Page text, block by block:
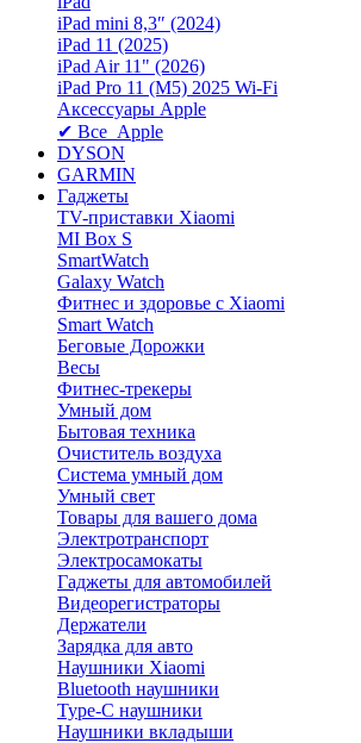
iPad mini 8,3″ (2024)
iPad 11 (2025)
iPad Air 11" (2026)
iPad Pro 11 (M5) 2025 Wi-Fi
Аксессуары Apple
✔ Все Apple
DYSON
GARMIN
Гаджеты
TV-приставки Xiaomi
MI Box S
SmartWatch
Galaxy Watch
Фитнес и здоровье с Xiaomi
Smart Watch
Беговые Дорожки
Весы
Фитнес-трекеры
Умный дом
Бытовая техника
Очиститель воздуха
Система умный дом
Умный свет
Товары для вашего дома
Электротранспорт
Электросамокаты
Гаджеты для автомобилей
Видеорегистраторы
Держатели
Зарядка для авто
Наушники Xiaomi
Bluetooth наушники
Type-C наушники
Наушники вкладыши